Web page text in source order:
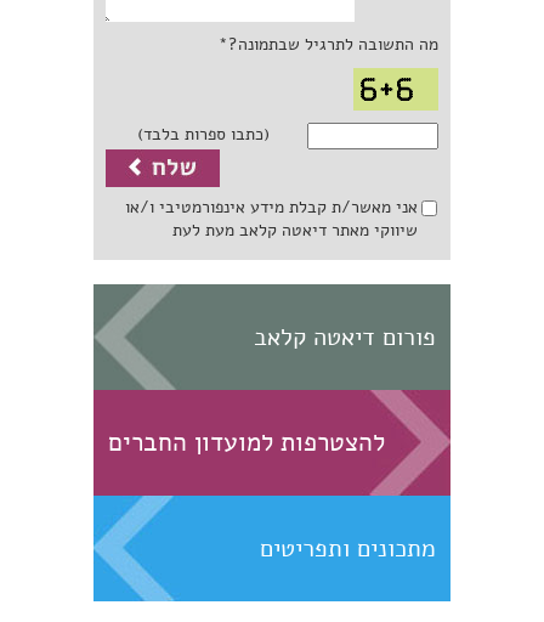
מה התשובה לתרגיל שבתמונה?*
(כתבו ספרות בלבד)
אני מאשר/ת קבלת מידע אינפורמטיבי ו/או
שיווקי מאתר דיאטה קלאב מעת לעת
פורום דיאטה קלאב
להצטרפות למועדון החברים
מתכונים ותפריטים